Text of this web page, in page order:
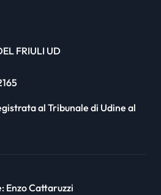
FRIULI UD
al Tribunale di Udine al
Enzo Cattaruzzi